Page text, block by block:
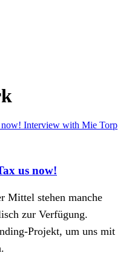
us now!
Mittel stehen manche
zur Verfügung.
Projekt, um uns mit